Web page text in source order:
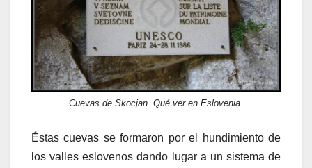
Cuevas de Skocjan. Qué ver en Eslovenia.
Éstas cuevas se formaron por el hundimiento de
los valles eslovenos dando lugar a un sistema de